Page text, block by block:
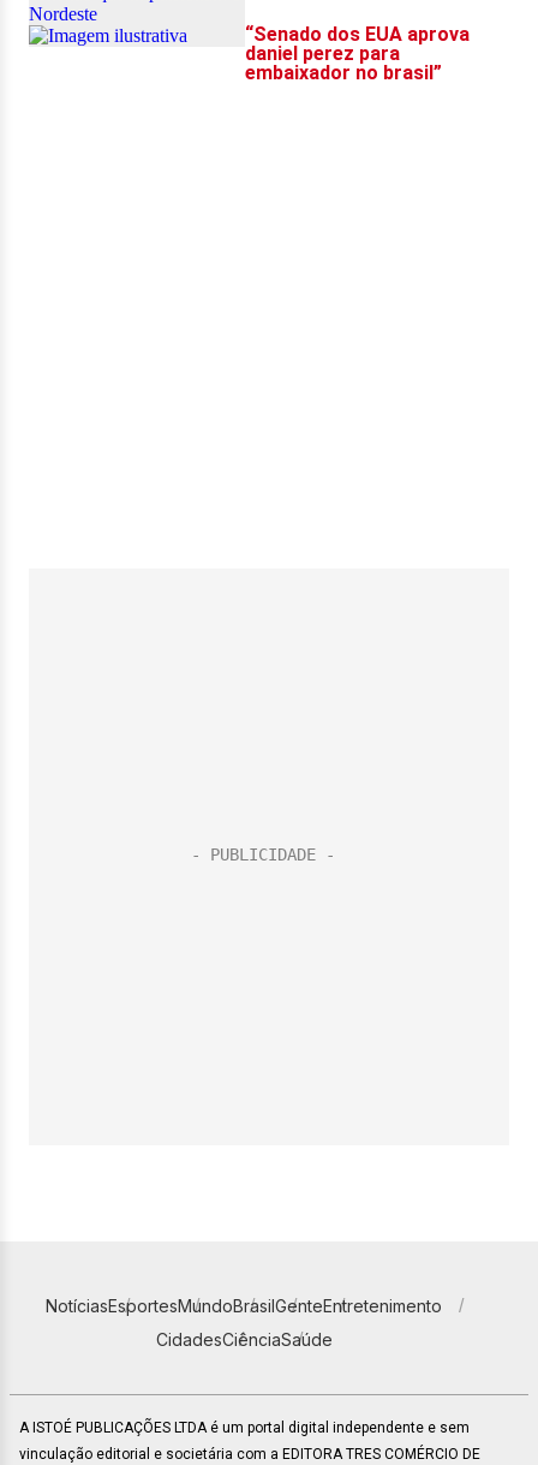
NotíciasEsportesMundoBrasilGenteEntretenimento
CidadesCiênciaSaúde
A ISTOÉ PUBLICAÇÕES LTDA é um portal digital independente e sem
vinculação editorial e societária com a EDITORA TRES COMÉRCIO DE